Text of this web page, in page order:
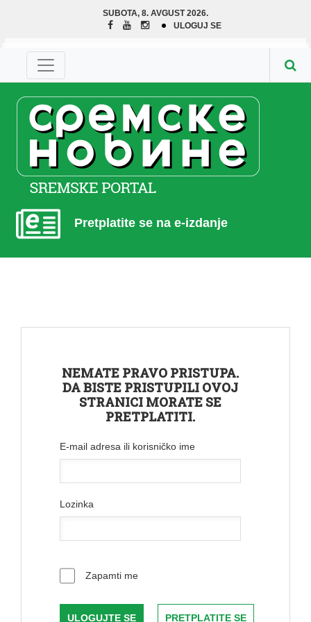
SUBOTA, 8. AVGUST 2026.
ULOGUJ SE
Pretplatite se na e-izdanje
NEMATE PRAVO PRISTUPA.
DA BISTE PRISTUPILI OVOJ
STRANICI MORATE SE
PRETPLATITI.
E-mail adresa ili korisničko ime
Lozinka
Zapamti me
PRETPLATITE SE